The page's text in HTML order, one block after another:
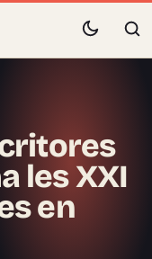
les XXI
en